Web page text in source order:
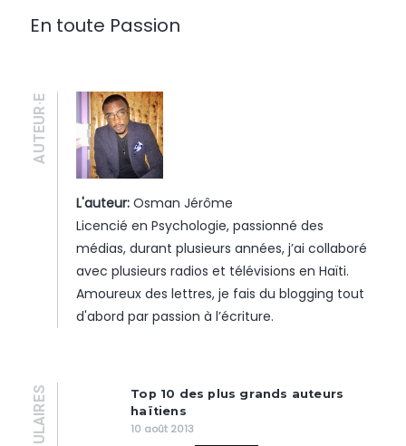
En toute Passion
AUTEUR·E
L'auteur: Osman Jérôme
Licencié en Psychologie, passionné des
médias, durant plusieurs années, j’ai collaboré
avec plusieurs radios et télévisions en Haïti.
Amoureux des lettres, je fais du blogging tout
d'abord par passion à l’écriture.
Top 10 des plus grands auteurs
haïtiens
10 août 2013